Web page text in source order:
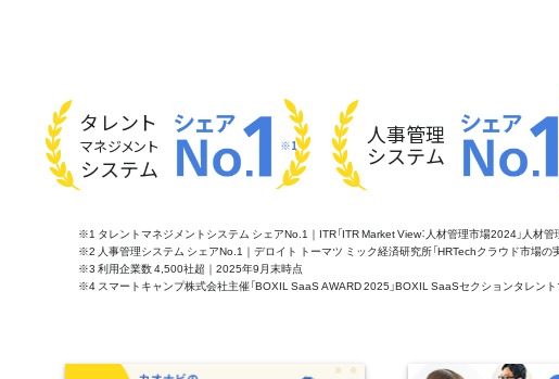
タレント
マネジメント
システム
※1 人事管理
システム
※1 タレントマネジメントシステム シェアNo.1｜ITR「ITR Market View：人材管理市場2024」人材
※2 人事管理システム シェアNo.1｜デロイト トーマツ ミック経済研究所「HRTechクラウド市場の
※3 利用企業数 4,500社超｜2025年9月末時点
※4 スマートキャンプ株式会社主催「BOXIL SaaS AWARD 2025」BOXIL SaaSセクションタレン